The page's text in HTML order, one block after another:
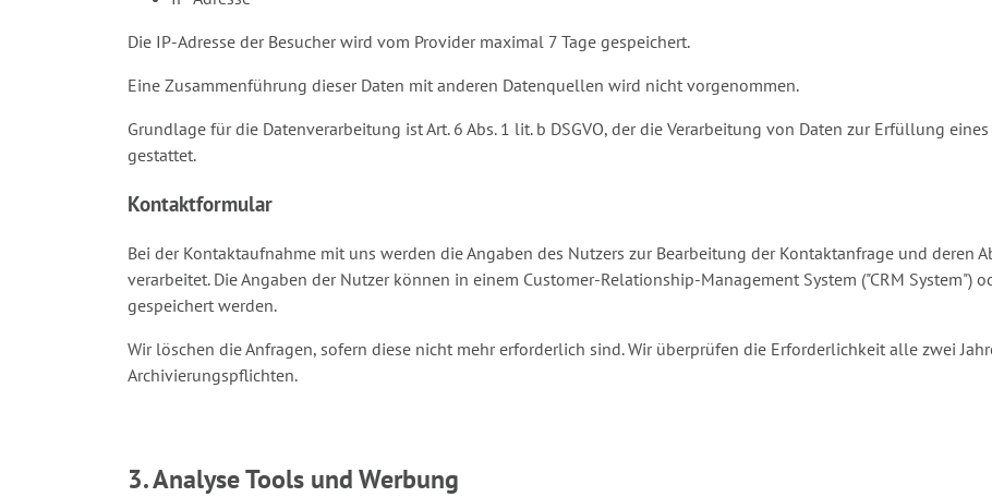
Die IP-Adresse der Besucher wird vom Provider maximal 7 Tage gespeichert.
Eine Zusammenführung dieser Daten mit anderen Datenquellen wird nicht vorgenommen.
Grundlage für die Datenverarbeitung ist Art. 6 Abs. 1 lit. b DSGVO, der die Verarbeitung von Daten zur Erfüllung
gestattet.
Kontaktformular
Bei der Kontaktaufnahme mit uns werden die Angaben des Nutzers zur Bearbeitung der Kontaktanfrage und deren
verarbeitet. Die Angaben der Nutzer können in einem Customer-Relationship-Management System ("CRM System")
gespeichert werden.
Wir löschen die Anfragen, sofern diese nicht mehr erforderlich sind. Wir überprüfen die Erforderlichkeit alle zwei
Archivierungspflichten.
3. Analyse Tools und Werbung